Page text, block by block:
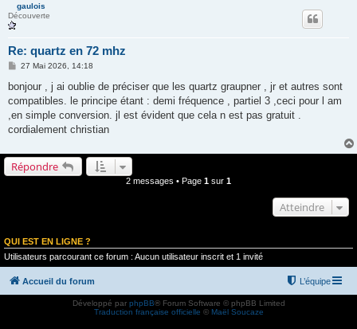
gaulois
Découverte
Re: quartz en 72 mhz
M
s
a
g
27 Mai 2026, 14:18
bonjour , j ai oublie de préciser que les quartz graupner , jr et autres sont
compatibles. le principe étant : demi fréquence , partiel 3 ,ceci pour l am
,en simple conversion. jl est évident que cela n est pas gratuit .
cordialement christian
Répondre
2 messages • Page 1 sur 1
Atteindre
QUI EST EN LIGNE ?
Utilisateurs parcourant ce forum : Aucun utilisateur inscrit et 1 invité
Accueil du forum L’équipe
Développé par phpBB® Forum Software © phpBB Limited
Traduction française officielle © Maël Soucaze